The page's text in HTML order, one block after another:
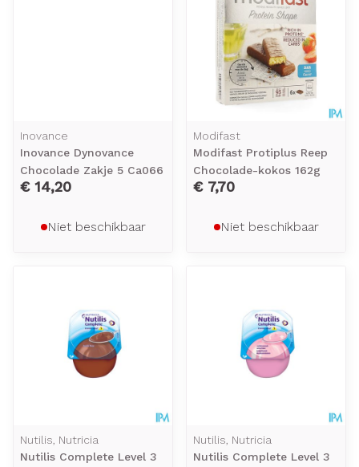
Inovance
Inovance Dynovance
Chocolade Zakje 5 Ca066
€ 14,20
Niet beschikbaar
Modifast
Modifast Protiplus Reep
Chocolade-kokos 162g
€ 7,70
Niet beschikbaar
Nutilis, Nutricia
Nutilis Complete Level 3
Nutilis, Nutricia
Nutilis Complete Level 3